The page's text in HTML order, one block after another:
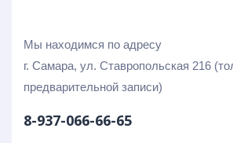
Мы находимся по адресу
г. Самара, ул. Ставропольская 216
предварительной записи)
8-937-066-66-65